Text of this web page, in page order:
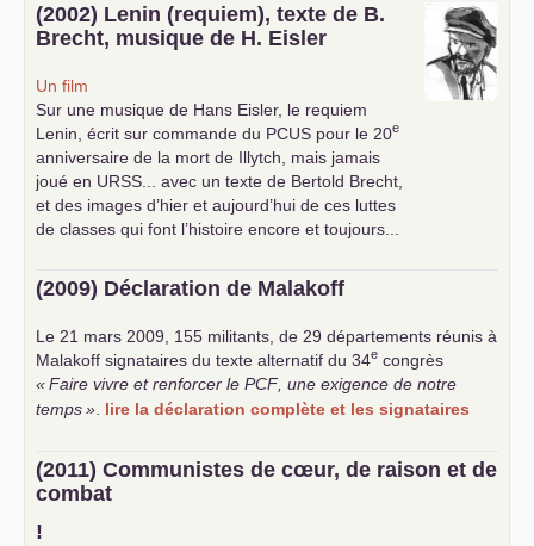
(2002) Lenin (requiem), texte de B.
Brecht, musique de H. Eisler
Un film
Sur une musique de Hans Eisler, le requiem
Lenin, écrit sur commande du PCUS pour le 20e
anniversaire de la mort de Illytch, mais jamais
joué en URSS ... avec un texte de Bertold Brecht,
et des images d’hier et aujourd’hui de ces luttes
de classes qui font l’histoire encore et toujours...
(2009) Déclaration de Malakoff
Le 21 mars 2009, 155 militants, de 29 départements réunis à
Malakoff signataires du texte alternatif du 34e congrès
«Faire vivre et renforcer le PCF , une exigence de notre
temps» lire la déclaration complète et les signataires
(2011) Communistes de cœur, de raison et de
combat
!